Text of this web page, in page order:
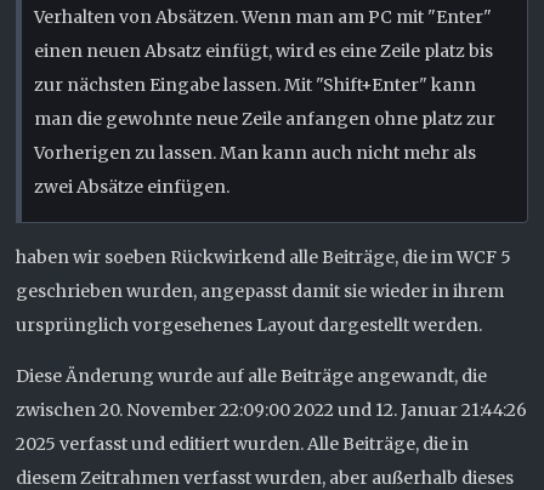
Verhalten von Absätzen. Wenn man am PC mit "Enter"
einen neuen Absatz einfügt, wird es eine Zeile platz bis
zur nächsten Eingabe lassen. Mit "Shift+Enter" kann
man die gewohnte neue Zeile anfangen ohne platz zur
Vorherigen zu lassen. Man kann auch nicht mehr als
zwei Absätze einfügen.
haben wir soeben Rückwirkend alle Beiträge, die im WCF 5
geschrieben wurden, angepasst damit sie wieder in ihrem
ursprünglich vorgesehenes Layout dargestellt werden.
Diese Änderung wurde auf alle Beiträge angewandt, die
zwischen 20. November 22:09:00 2022 und 12. Januar 21:44:26
2025 verfasst und editiert wurden. Alle Beiträge, die in
diesem Zeitrahmen verfasst wurden, aber außerhalb dieses